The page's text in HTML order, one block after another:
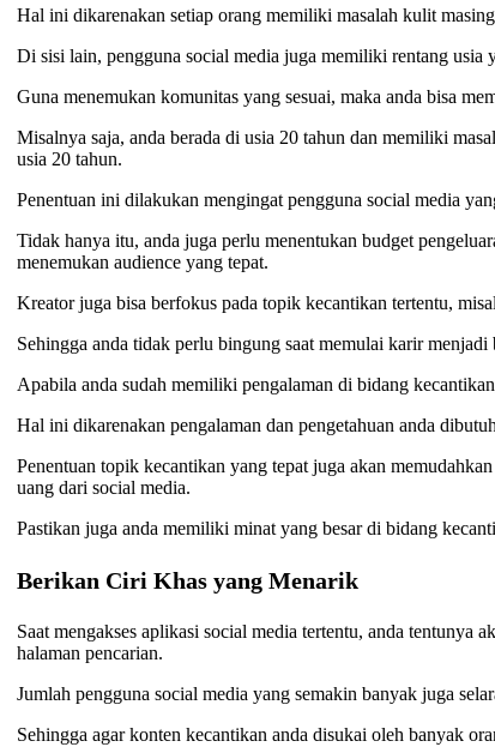
Hal ini dikarenakan setiap orang memiliki masalah kulit
Di sisi lain, pengguna social media juga memiliki rentang usia
Guna menemukan komunitas yang sesuai, maka anda bisa
Misalnya saja, anda berada di usia 20 tahun dan memiliki
usia 20 tahun.
Penentuan ini dilakukan mengingat pengguna social media
Tidak hanya itu, anda juga perlu menentukan budget
menemukan audience yang tepat.
Kreator juga bisa berfokus pada topik kecantikan tertentu,
Sehingga anda tidak perlu bingung saat memulai karir
Apabila anda sudah memiliki pengalaman di bidang
Hal ini dikarenakan pengalaman dan pengetahuan anda
Penentuan topik kecantikan yang tepat juga akan
uang dari social media.
Pastikan juga anda memiliki minat yang besar di bidang
Berikan Ciri Khas yang Menarik
Saat mengakses aplikasi social media tertentu, anda tentunya
halaman pencarian.
Jumlah pengguna social media yang semakin banyak juga
Sehingga agar konten kecantikan anda disukai oleh banyak